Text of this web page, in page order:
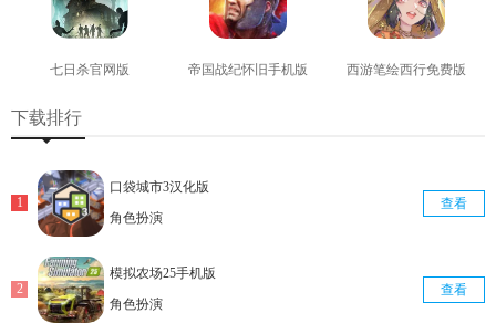
七日杀官网版 帝国战纪怀旧手机版 西游笔绘西行免费版
下载排行
口袋城市3汉化版
角色扮演
查看
模拟农场25手机版
角色扮演
查看